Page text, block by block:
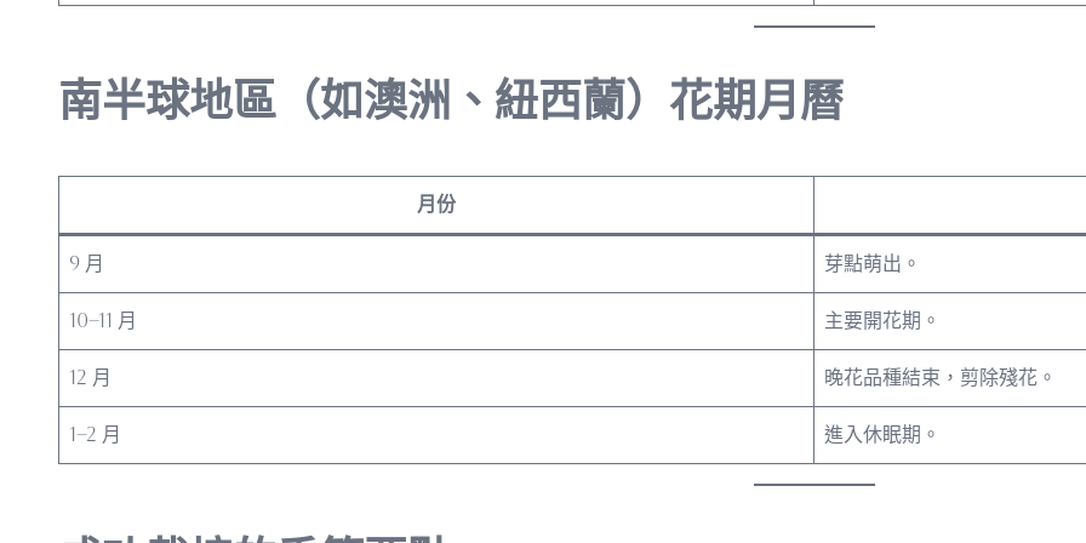
南半球地區（如澳洲、紐西蘭）花期月曆
月份
9 月 芽點萌出。
10–11 月 主要開花期。
12 月 晚花品種結束，剪除殘花。
1–2 月 進入休眠期。